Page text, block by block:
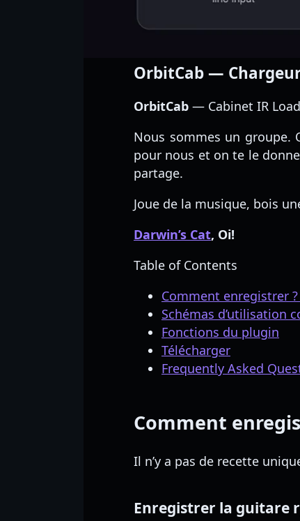
OrbitCab —
OrbitCab — Cabinet IR
Nous sommes un groupe.
pour nous et on te le
partage.
Joue de la musique, bois
Darwin’s Cat, Oi!
Table of Contents
Comment enregistrer
Schémas d’utilisation
Fonctions du plugin
Télécharger
Frequently Asked
Comment
Il n’y a pas de recette
Enregistrer la guitare